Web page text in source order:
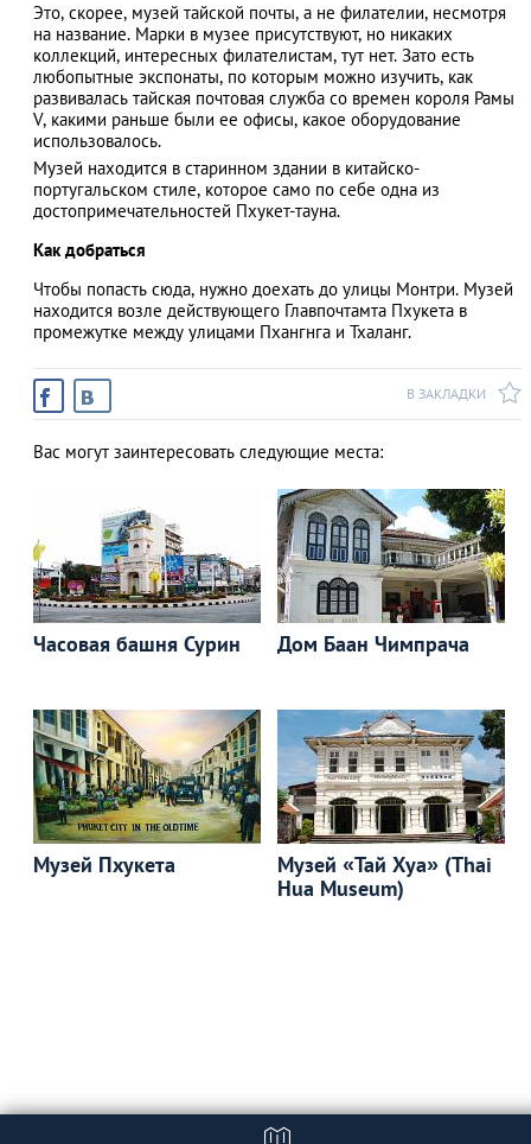
АЗАД
Это, скорее, музей тайской почты, а не филателии, несмотря
на название. Марки в музее присутствуют, но никаких
коллекций, интересных филателистам, тут нет. Зато есть
любопытные экспонаты, по которым можно изучить, как
развивалась тайская почтовая служба со времен короля Рамы
V, какими раньше были ее офисы, какое оборудование
использовалось.
Музей находится в старинном здании в китайско-
португальском стиле, которое само по себе одна из
достопримечательностей Пхукет-тауна.
Как добраться
Чтобы попасть сюда, нужно доехать до улицы Монтри. Музей
находится возле действующего Главпочтамта Пхукета в
промежутке между улицами Пхангнга и Тхаланг.
В ЗАКЛАДКИ
Вас могут заинтересовать следующие места:
Часовая башня Сурин Дом Баан Чимпрача
Музей Пхукета
Музей «Тай Хуа» (Thai
Hua Мuseum)